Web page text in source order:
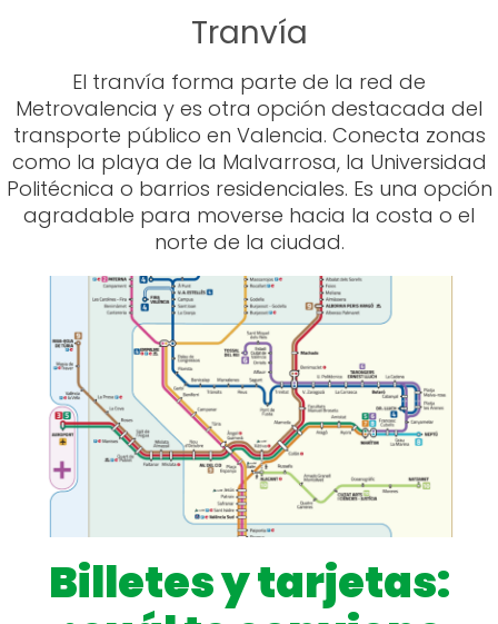
Tranvía
El tranvía forma parte de la red de
Metrovalencia y es otra opción destacada del
transporte público en Valencia. Conecta zonas
como la playa de la Malvarrosa, la Universidad
Politécnica o barrios residenciales. Es una opción
agradable para moverse hacia la costa o el
norte de la ciudad.
Billetes y tarjetas: